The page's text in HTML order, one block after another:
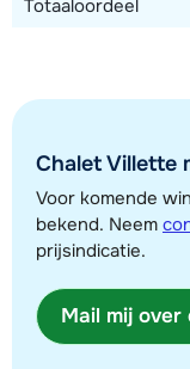
Toon alle
Totaaloordeel
Chalet Villette
Voor komende
bekend. Neem
prijsindicatie.
Mail mij